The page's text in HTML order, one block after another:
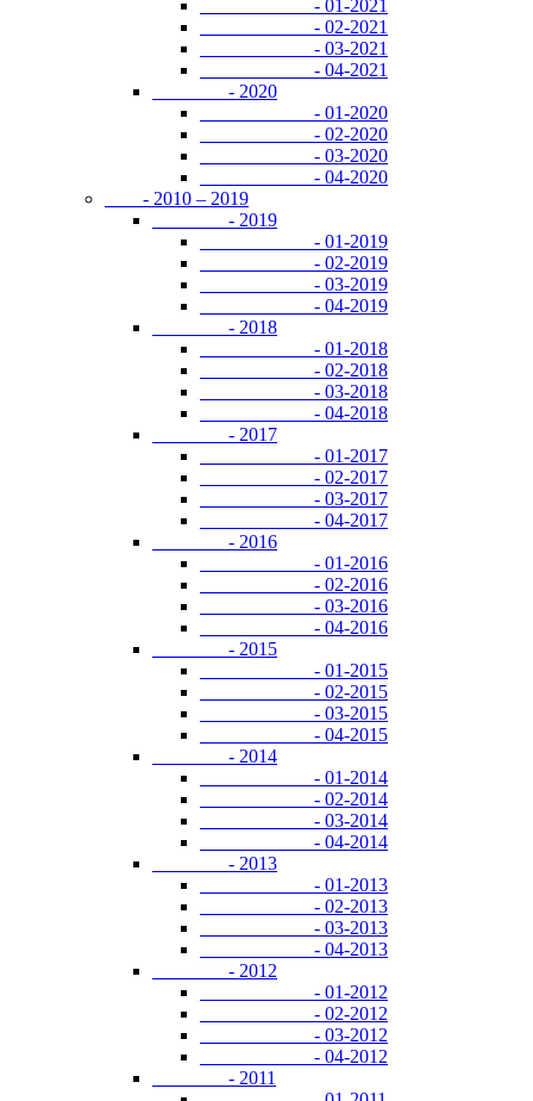
- 01-2021
- 02-2021
- 03-2021
- 04-2021
- 2020
- 01-2020
- 02-2020
- 03-2020
- 04-2020
- 2010 – 2019
- 2019
- 01-2019
- 02-2019
- 03-2019
- 04-2019
- 2018
- 01-2018
- 02-2018
- 03-2018
- 04-2018
- 2017
- 01-2017
- 02-2017
- 03-2017
- 04-2017
- 2016
- 01-2016
- 02-2016
- 03-2016
- 04-2016
- 2015
- 01-2015
- 02-2015
- 03-2015
- 04-2015
- 2014
- 01-2014
- 02-2014
- 03-2014
- 04-2014
- 2013
- 01-2013
- 02-2013
- 03-2013
- 04-2013
- 2012
- 01-2012
- 02-2012
- 03-2012
- 04-2012
- 2011